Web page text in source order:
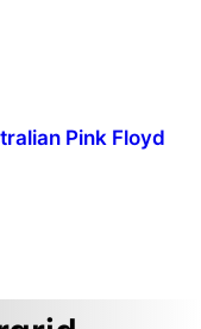
Pink Floyd